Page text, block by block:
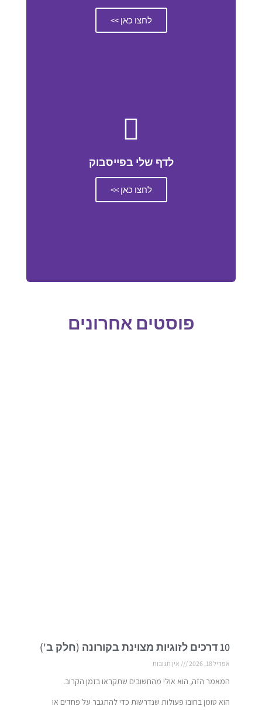
לחצו כאן >>
לדף שלי בפייסבוק
לחצו כאן >>
פוסטים אחרונים
10 דרכים לזוגיות מצוינת בקורונה (חלק ב')
אפריל 18, 2026 אין תגובות
המאמר הזה, הוא אולי מהחשובים שתקראו בזמן הקרוב.
הוא טומן בחובו פעולות שנדרשות כדי להתגבר על פחדים או